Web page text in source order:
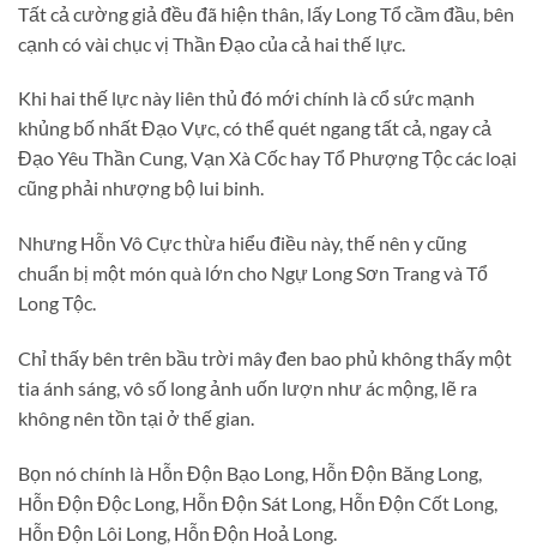
Tất cả cường giả đều đã hiện thân, lấy Long Tổ cầm đầu, bên
cạnh có vài chục vị Thần Đạo của cả hai thế lực.
Khi hai thế lực này liên thủ đó mới chính là cổ sức mạnh
khủng bố nhất Đạo Vực, có thể quét ngang tất cả, ngay cả
Đạo Yêu Thần Cung, Vạn Xà Cốc hay Tổ Phượng Tộc các loại
cũng phải nhượng bộ lui binh.
Nhưng Hỗn Vô Cực thừa hiểu điều này, thế nên y cũng
chuẩn bị một món quà lớn cho Ngự Long Sơn Trang và Tổ
Long Tộc.
Chỉ thấy bên trên bầu trời mây đen bao phủ không thấy một
tia ánh sáng, vô số long ảnh uốn lượn như ác mộng, lẽ ra
không nên tồn tại ở thế gian.
Bọn nó chính là Hỗn Độn Bạo Long, Hỗn Độn Băng Long,
Hỗn Độn Độc Long, Hỗn Độn Sát Long, Hỗn Độn Cốt Long,
Hỗn Độn Lôi Long, Hỗn Độn Hoả Long.